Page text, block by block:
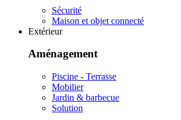
Sécurité
Maison et objet connecté
Extérieur
Aménagement
Piscine - Terrasse
Mobilier
Jardin & barbecue
Solution